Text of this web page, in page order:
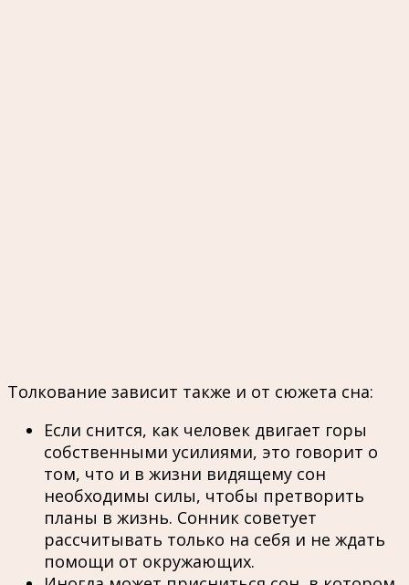
Толкование зависит также и от сюжета сна:
Если снится, как человек двигает горы
собственными усилиями, это говорит о
том, что и в жизни видящему сон
необходимы силы, чтобы претворить
планы в жизнь. Сонник советует
рассчитывать только на себя и не ждать
помощи от окружающих.